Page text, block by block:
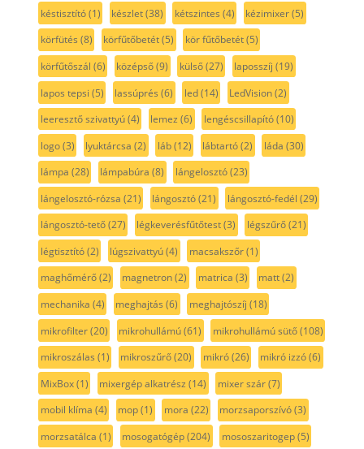
késtisztító(1) készlet(38) kétszintes (4) kézimixer(5)
körfütés (8) körfűtőbetét(5) kör fűtőbetét(5)
körfűtőszál (6) középső(9) külső(27) laposszíj (19)
lapos tepsi (5) lassúprés (6) led(14) LedVision(2)
leeresztő szivattyú(4) lemez (6) lengéscsillapító(10)
logo(3) lyuktárcsa (2) láb(12) lábtartó(2) láda (30)
lámpa (28) lámpabúra (8) lángelosztó(23)
lángelosztó-rózsa (21) lángosztó(21) lángosztó-fedél (29)
lángosztó-tető(27) légkeverésfűtőtest(3) légszűrő(21)
légtisztító(2) lúgszivattyú(4) macsakszőr(1)
maghőmérő(2) magnetron(2) matrica (3) matt(2)
mechanika (4) meghajtás (6) meghajtószíj (18)
mikrofilter(20) mikrohullámú(61) mikrohullámú sütő(108)
mikroszálas (1) mikroszűrő(20) mikró(26) mikró izzó(6)
MixBox(1) mixergép alkatrész (14) mixer szár(7)
mobil klíma (4) mop(1) mora (22) morzsaporszívó(3)
morzsatálca (1) mosogatógép(204) mososzaritogep(5)